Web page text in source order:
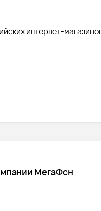
интернет-
МегаФон